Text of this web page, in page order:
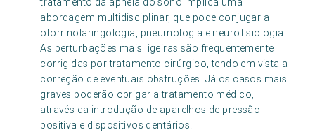
abordagem multidisciplinar, que pode conjugar a
otorrinolaringologia, pneumologia e neurofisiologia.
As perturbações mais ligeiras são frequentemente
corrigidas por tratamento cirúrgico, tendo em vista a
correção de eventuais obstruções. Já os casos mais
graves poderão obrigar a tratamento médico,
através da introdução de aparelhos de pressão
positiva e dispositivos dentários.